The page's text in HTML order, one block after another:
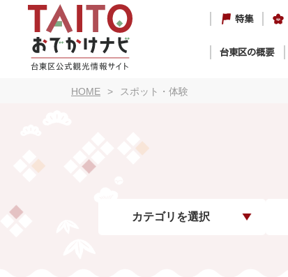
特集
台東区の概要
HOME スポット・体験
カテゴリを選択